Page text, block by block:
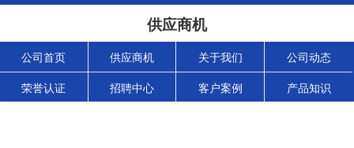
供应商机
公司首页 供应商机 关于我们 公司动态
荣誉认证 招聘中心 客户案例 产品知识